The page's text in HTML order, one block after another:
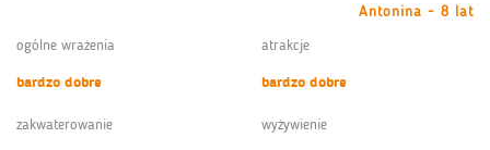
Antonina - 8 lat
ogólne wrażenia
bardzo dobre
atrakcje
bardzo dobre
zakwaterowanie
wyżywienie